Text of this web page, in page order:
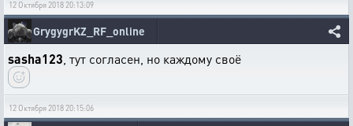
12 Октября 2018 20:13:09
GrygygrKZ_RF_online
sasha123 , тут согласен, но каждому своё
12 Октября 2018 20:15:06